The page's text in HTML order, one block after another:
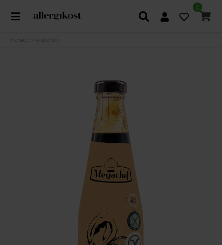
0
Forside »Glutenfri